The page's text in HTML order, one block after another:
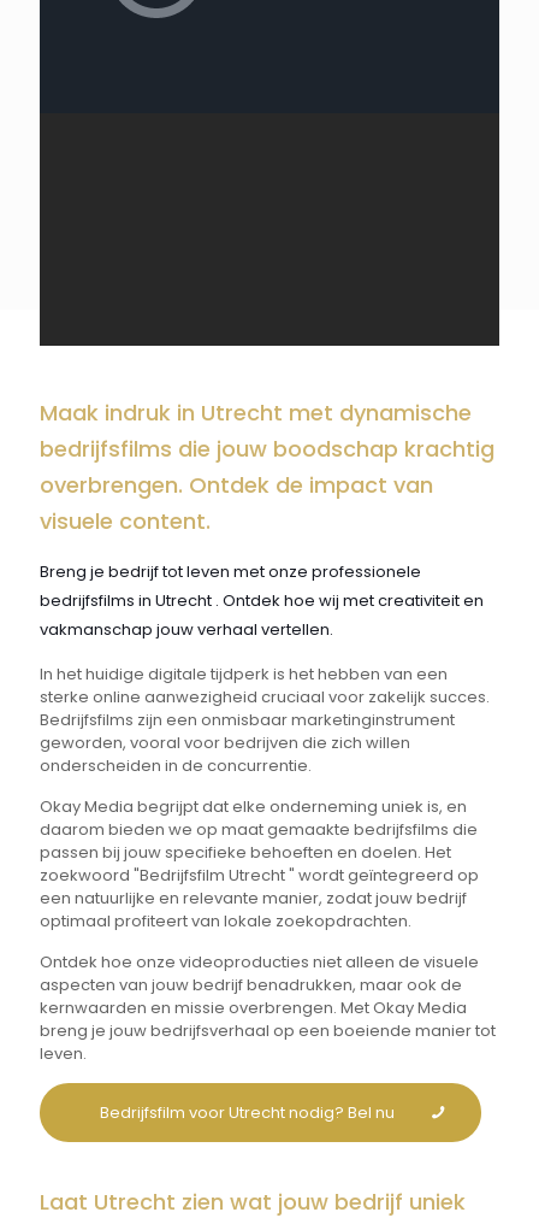
Maak indruk in Utrecht met dynamische
bedrijfsfilms die jouw boodschap krachtig
overbrengen. Ontdek de impact van
visuele content.
Breng je bedrijf tot leven met onze professionele
bedrijfsfilms in Utrecht . Ontdek hoe wij met creativiteit en
vakmanschap jouw verhaal vertellen.
In het huidige digitale tijdperk is het hebben van een
sterke online aanwezigheid cruciaal voor zakelijk succes.
Bedrijfsfilms zijn een onmisbaar marketinginstrument
geworden, vooral voor bedrijven die zich willen
onderscheiden in de concurrentie.
Okay Media begrijpt dat elke onderneming uniek is, en
daarom bieden we op maat gemaakte bedrijfsfilms die
passen bij jouw specifieke behoeften en doelen. Het
zoekwoord "Bedrijfsfilm Utrecht " wordt geïntegreerd op
een natuurlijke en relevante manier, zodat jouw bedrijf
optimaal profiteert van lokale zoekopdrachten.
Ontdek hoe onze videoproducties niet alleen de visuele
aspecten van jouw bedrijf benadrukken, maar ook de
kernwaarden en missie overbrengen. Met Okay Media
breng je jouw bedrijfsverhaal op een boeiende manier tot
leven.
Bedrijfsfilm voor Utrecht nodig? Bel nu
Laat Utrecht zien wat jouw bedrijf uniek